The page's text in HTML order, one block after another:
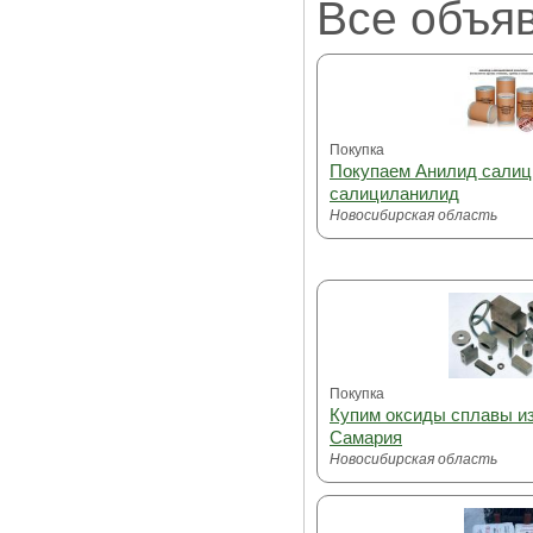
Все
Покупка
Покупаем Анилид
салициланилид
Новосибирская область
Покупка
Купим оксиды сплавы
Самария
Новосибирская область